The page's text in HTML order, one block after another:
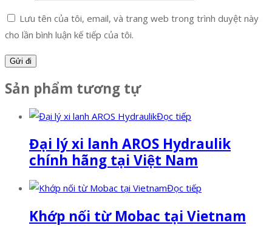
Lưu tên của tôi, email, và trang web trong trình duyệt này
cho lần bình luận kế tiếp của tôi.
Sản phẩm tương tự
Đọc tiếp
Đại lý xi lanh AROS Hydraulik
chính hãng tại Việt Nam
Đọc tiếp
Khớp nối từ Mobac tại Vietnam